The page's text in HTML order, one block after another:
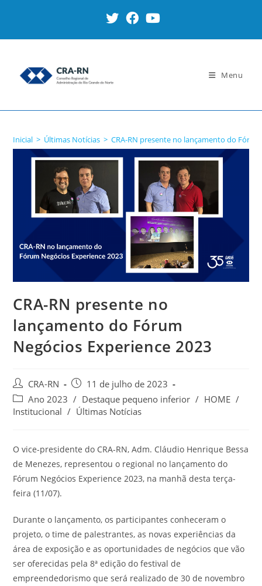
Menu
Inicial > Últimas Notícias > CRA-RN presente no lançamento do
CRA-RN presente no
lançamento do Fórum
Negócios Experience 2023
Autor
do
post:
CRA-RN
Post
publicado:
11 de julho de 2023
Categoria
do
Ano 2023 / Destaque pequeno inferior / HOME /
Institucional / Últimas Notícias
O vice-presidente do CRA-RN, Adm. Cláudio Henrique Bessa
de Menezes, representou o regional no lançamento do
Fórum Negócios Experience 2023, na manhã desta terça-
feira (11/07).
Durante o lançamento, os participantes conheceram o
projeto, o time de palestrantes, as novas experiências da
área de exposição e as oportunidades de negócios que vão
ser oferecidas pela 8ª edição do festival de
empreendedorismo que será realizado de 30 de novembro